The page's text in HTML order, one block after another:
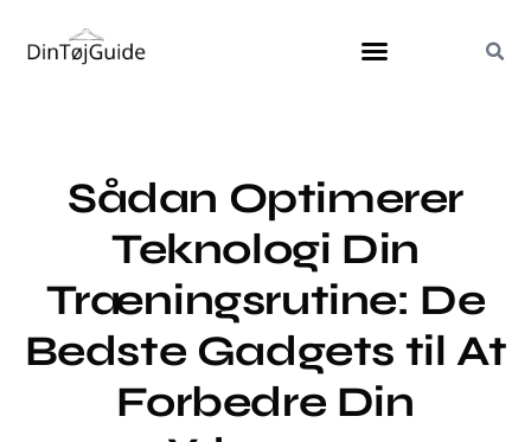
Sådan Optimerer
Teknologi Din
Træningsrutine: De
Bedste Gadgets til At
Forbedre Din